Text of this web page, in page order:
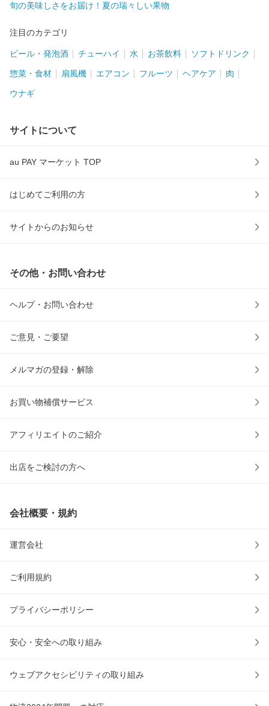
旬の美味しさをお届け！夏の瑞々しい果物
注目のカテゴリ
ビール・発泡酒 チューハイ 水 お茶飲料 ソフトドリンク
惣菜・食材 扇風機 エアコン フルーツ ヘアケア 肉
ウナギ
サイトについて
au PAY マーケット TOP
はじめてご利用の方
サイトからのお知らせ
その他・お問い合わせ
ヘルプ・お問い合わせ
ご意見・ご要望
メルマガの登録・解除
お買い物補償サービス
アフィリエイトのご紹介
出店をご検討の方へ
会社概要・規約
運営会社
ご利用規約
プライバシーポリシー
安心・安全への取り組み
ウェブアクセシビリティの取り組み